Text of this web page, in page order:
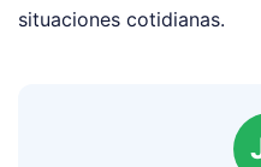
situaciones cotidianas.